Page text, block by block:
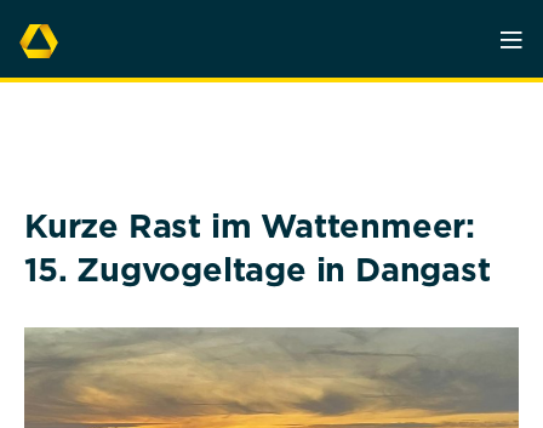
Kurze Rast im Wattenmeer:
15. Zugvogeltage in Dangast